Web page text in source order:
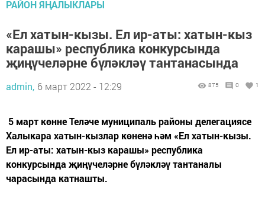
РАЙОН ЯҢАЛЫКЛАРЫ
«Ел хатын-кызы. Ел ир-аты: хатын-кыз
карашы» республика конкурсында
җиңүчеләрне бүләкләү тантанасында
admin, 6 март 2022 - 12:29 875 0 1
5 март көнне Теләче муниципаль районы делегациясе
Халыкара хатын-кызлар көненә һәм «Ел хатын-кызы.
Ел ир-аты: хатын-кыз карашы» республика
конкурсында җиңүчеләрне бүләкләү тантаналы
чарасында катнашты.